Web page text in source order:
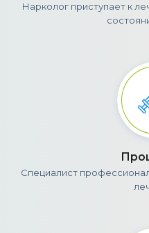
Нарколог приступает к
Специалист